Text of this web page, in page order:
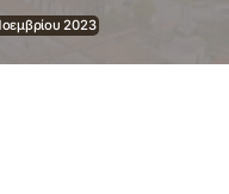
2023